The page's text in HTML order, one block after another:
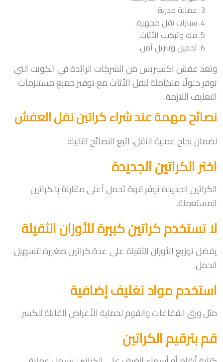
عمالة مدربة.
سيارات نقل مجهزة.
فك وتركيب الأثاث.
تحميل وتنزيل آمن.
وتعد عفش اكسبريس من الشركات الرائدة في الكويت التي
توفر حلولًا متكاملة لنقل الأثاث مع توفير جميع مستلزمات
التغليف اللازمة.
نصائح مهمة عند شراء كراتين نقل العفش
لضمان نجاح عملية النقل، اتبع النصائح التالية:
اختر الكراتين الجديدة
الكراتين الجديدة توفر قوة تحمل أعلى مقارنة بالكراتين
المستعملة.
لا تستخدم كراتين كبيرة للأوزان الثقيلة
يفضل توزيع الأوزان الثقيلة على عدة كراتين صغيرة لتسهيل
الحمل.
استخدم مواد تغليف إضافية
مثل ورق الفقاعات والفوم لحماية الأغراض القابلة للكسر.
قم بترقيم الكراتين